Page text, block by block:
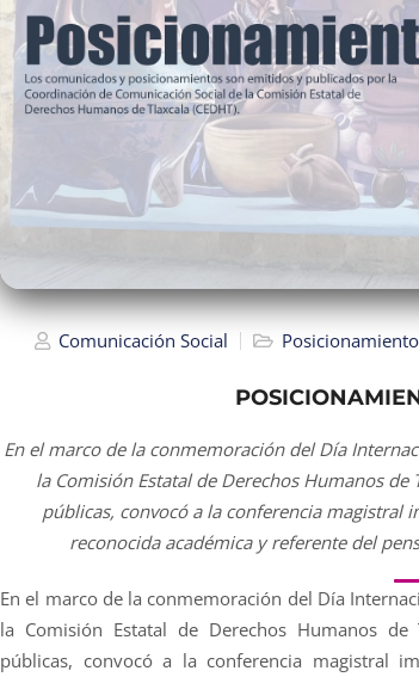
Comunicación Social
En el marco de la conmemoración del Día
la Comisión Estatal de Derechos Humanos
públicas, convocó a la conferencia magistral
reconocida académica y referente del
En el marco de la conmemoración del Día
la Comisión Estatal de Derechos Humanos
públicas, convocó a la conferencia magistral